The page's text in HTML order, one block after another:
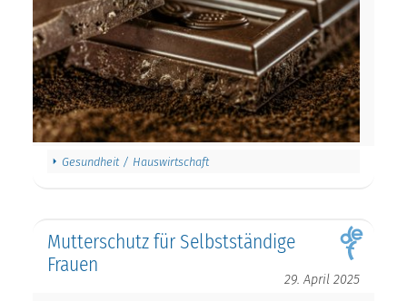
Gesundheit / Hauswirtschaft
Mutterschutz für Selbstständige
Frauen
29. April 2025